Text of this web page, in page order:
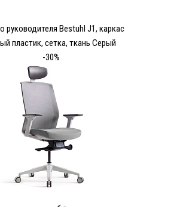
руководителя Bestuhl J1, каркас
пластик, сетка, ткань Серый
-30%